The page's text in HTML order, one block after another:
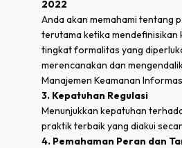
2022
Anda akan memahami tentang
terutama ketika mendefinisikan
tingkat formalitas yang
merencanakan dan
Manajemen Keamanan
3. Kepatuhan Regulasi
Menunjukkan kepatuhan
praktik terbaik yang diakui
4. Pemahaman Peran dan